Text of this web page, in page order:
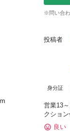
※問い合
投稿者
身分証
営業13
クショ
良い